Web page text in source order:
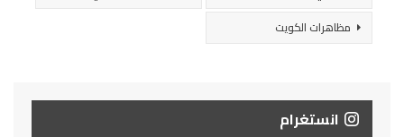
مظاهرات الكويت
انستغرام